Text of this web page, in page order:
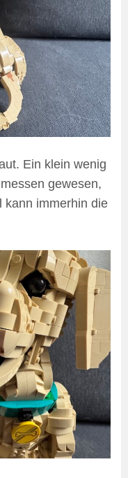
Ein klein wenig
gewesen,
kann immerhin die